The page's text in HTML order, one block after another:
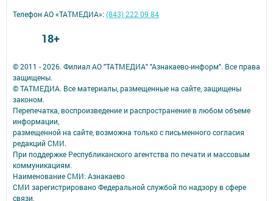
© 2011 - 2026. Филиал АО "ТАТМЕДИА" "Азнакаево-информ". Все права
защищены.
© ТАТМЕДИА. Все материалы, размещенные на сайте, защищены
законом.
Перепечатка, воспроизведение и распространение в любом объеме
информации,
размещенной на сайте, возможна только с письменного согласия
редакций СМИ.
При поддержке Республиканского агентства по печати и массовым
коммуникациям.
Наименование СМИ: Азнакаево
СМИ зарегистрировано Федеральной службой по надзору в сфере
связи,
Телефон АО «ТАТМЕДИА»:(843) 222 09 84
18+